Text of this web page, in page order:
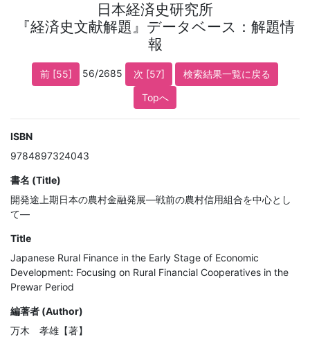
日本経済史研究所
『経済史文献解題』データベース：解題情
報
前 [55] 56/2685 次 [57]
検索結果一覧に戻る
Topへ
ISBN
9784897324043
書名 (Title)
開発途上期日本の農村金融発展―戦前の農村信用組合を中心とし
て―
Title
Japanese Rural Finance in the Early Stage of Economic
Development: Focusing on Rural Financial Cooperatives in the
Prewar Period
編著者 (Author)
万木 孝雄【著】